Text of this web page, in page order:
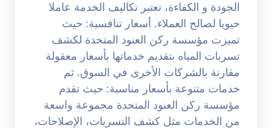
الجودة و الكفاءة، تعتبر تكاليف الخدمة عاملا
حيويا لصالح العملاء. أسعار تنافسية: حيث
تميزت مؤسسة ركن العنود المتحدة لكشف
تسربات المياه بتقديم خدماتها بأسعار معقولة
مقارنة بالشركات الأخرى في السوق. ثم
خدمات متنوعة بأسعار مناسبة: حيث تقدم
مؤسسة ركن العنود المتحدة مجموعة واسعة
من الخدمات مثل كشف التسربات، الإصلاحات،